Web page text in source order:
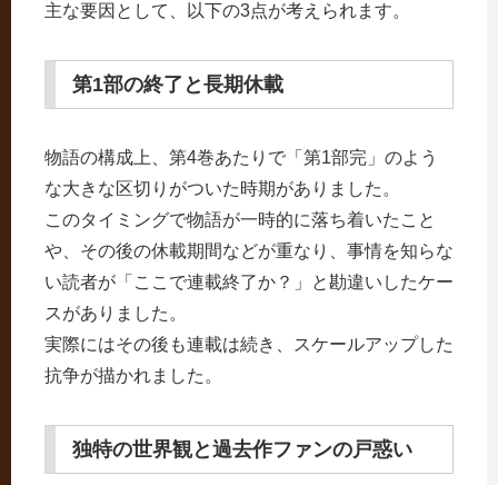
主な要因として、以下の3点が考えられます。
第1部の終了と長期休載
物語の構成上、第4巻あたりで「第1部完」のよう
な大きな区切りがついた時期がありました。
このタイミングで物語が一時的に落ち着いたこと
や、その後の休載期間などが重なり、事情を知らな
い読者が「ここで連載終了か？」と勘違いしたケー
スがありました。
実際にはその後も連載は続き、スケールアップした
抗争が描かれました。
独特の世界観と過去作ファンの戸惑い